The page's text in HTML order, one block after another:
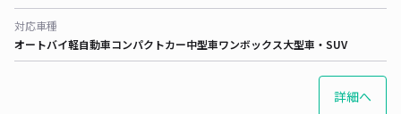
対応車種
オートバイ軽自動車コンパクトカー中型車ワンボックス大型車・SUV
詳細へ